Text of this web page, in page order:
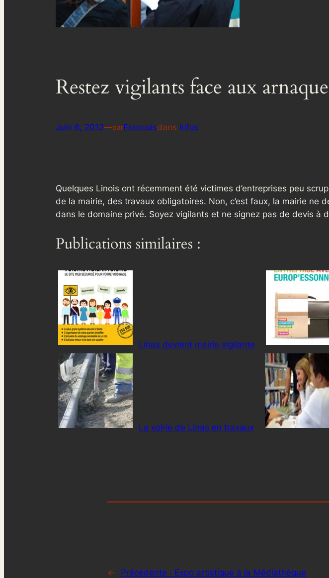
Restez vigilants face aux
Juin 6, 2012—parFrancoisdans Infos
Quelques Linois ont récemment été victimes d’entreprises peu
de la mairie, des travaux obligatoires. Non, c’est faux, la mairie ne
dans le domaine privé. Soyez vigilants et ne signez pas de devis à
Publications similaires :
Linas devient mairie vigilante
La voirie de Linas en travaux
← Précédente : Expo artistique à la Médiathèque